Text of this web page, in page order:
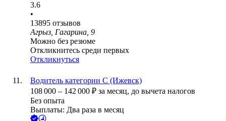
3.6
•
13895 отзывов
Агрыз, Гагарина, 9
Можно без резюме
Откликнитесь среди первых
Откликнуться
Водитель категории С (Ижевск)
108 000 – 142 000 ₽ за месяц, до вычета налогов
Без опыта
Выплаты: Два раза в месяц